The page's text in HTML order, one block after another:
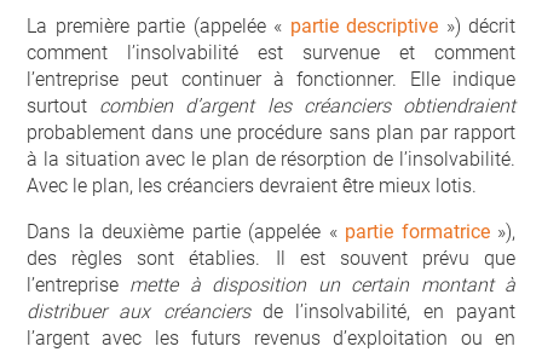
La première partie (appelée « partie descriptive ») décrit
comment l’insolvabilité est survenue et comment
l’entreprise peut continuer à fonctionner. Elle indique
surtout combien d’argent les créanciers obtiendraient
probablement dans une procédure sans plan par rapport
à la situation avec le plan de résorption de l’insolvabilité.
Avec le plan, les créanciers devraient être mieux lotis.
Dans la deuxième partie (appelée « partie formatrice»),
des règles sont établies. Il est souvent prévu que
l’entreprise mette à disposition un certain montant à
distribuer aux créanciersde l’insolvabilité, en payant
l’argent avec les futurs revenus d’exploitation ou en